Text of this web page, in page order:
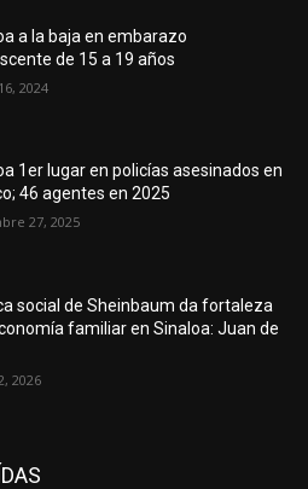
a la baja en embarazo
de 15 a 19 años
2024
1er lugar en policías asesinados en
46 agentes en 2025
27, 2025
social de Sheinbaum da fortaleza
familiar en Sinaloa: Juan de
2026